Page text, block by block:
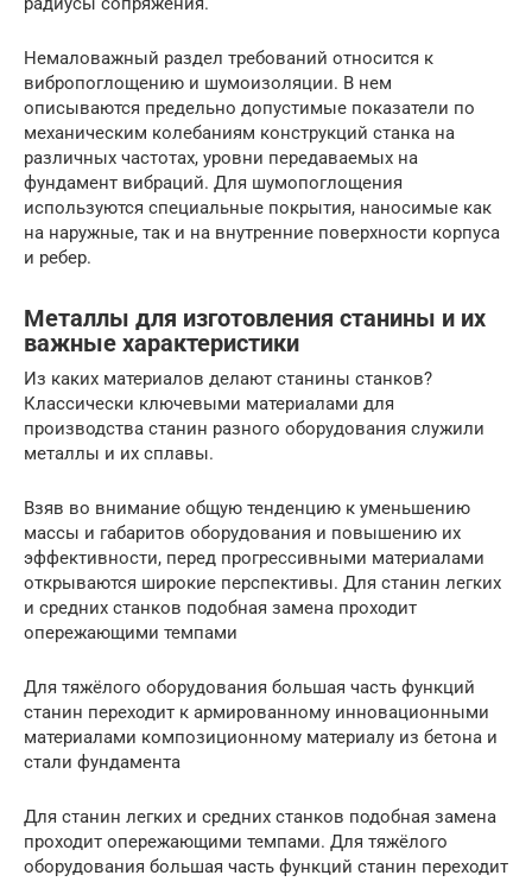
Немаловажный раздел требований относится к
вибропоглощению и шумоизоляции. В нем
описываются предельно допустимые показатели по
механическим колебаниям конструкций станка на
различных частотах, уровни передаваемых на
фундамент вибраций. Для шумопоглощения
используются специальные покрытия, наносимые как
на наружные, так и на внутренние поверхности корпуса
и ребер.
Металлы для изготовления станины и их
важные характеристики
Из каких материалов делают станины станков?
Классически ключевыми материалами для
производства станин разного оборудования служили
металлы и их сплавы.
Взяв во внимание общую тенденцию к уменьшению
массы и габаритов оборудования и повышению их
эффективности, перед прогрессивными материалами
открываются широкие перспективы. Для станин легких
и средних станков подобная замена проходит
опережающими темпами
Для тяжёлого оборудования большая часть функций
станин переходит к армированному инновационными
материалами композиционному материалу из бетона и
стали фундамента
Для станин легких и средних станков подобная замена
проходит опережающими темпами. Для тяжёлого
оборудования большая часть функций станин переходит